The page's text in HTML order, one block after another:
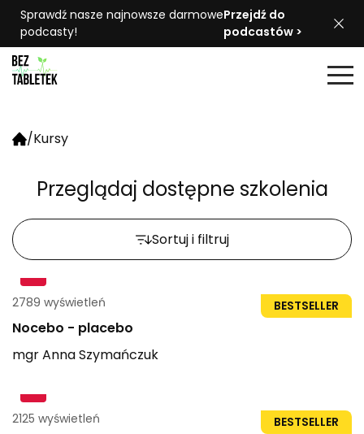
Sprawdź nasze najnowsze darmowe
podcasty!
Przejdź do
podcastów >
/Kursy
Przeglądaj dostępne szkolenia
Sortuj i filtruj
BESTSELLER
2789 wyświetleń 27str
Nocebo - placebo
mgrAnnaSzymańczuk
BESTSELLER
2125 wyświetleń 1h 38min